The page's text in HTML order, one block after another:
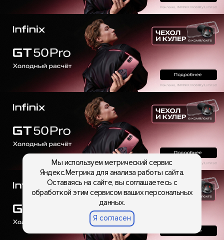
Мы используем метрический сервис
Яндекс.Метрика для анализа работы сайта.
Оставаясь на сайте, вы соглашаетесь с
обработкой этим сервисом ваших персональных
данных.
Я согласен